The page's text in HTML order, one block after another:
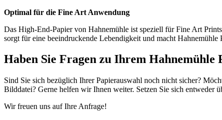
Optimal für die Fine Art Anwendung
Das High-End-Papier von Hahnemühle ist speziell für Fine Art
sorgt für eine beeindruckende Lebendigkeit und macht
Haben Sie Fragen zu Ihrem
Sind Sie sich bezüglich Ihrer Papierauswahl noch nicht sicher?
Bilddatei? Gerne helfen wir Ihnen weiter. Setzen Sie sich entweder
Wir freuen uns auf Ihre Anfrage!